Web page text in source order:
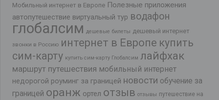
Мобильный интернет в Европе Полезные приложения
автопутешествие виртуальный тур водафон
глобалсим дешевые билеты дешевый интернет
звонки в Россию интернет в Европе купить
сим-карту купить сим-карту Глобалсим лайфхак
маршрут путешествия мобильный интернет
недорогой роуминг за границей новости обучение за
границей оранж ортел отзыв отзывы путешествие на